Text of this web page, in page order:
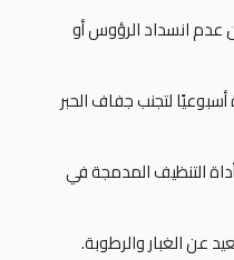
عدم انسداد الرؤوس أو
لتجنب جفاف الحبر
التنظيف المدمجة في
عن الغبار والرطوبة.